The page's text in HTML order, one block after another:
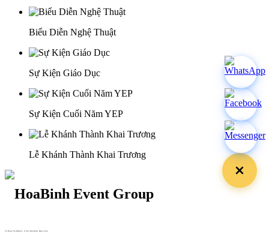
Biểu Diễn Nghệ Thuật
Sự Kiện Giáo Dục
Sự Kiện Cuối Năm YEP
Lễ Khánh Thành Khai Trương
29 Doan Thi Diem St., O Cho Dua Ward, Hanoi City